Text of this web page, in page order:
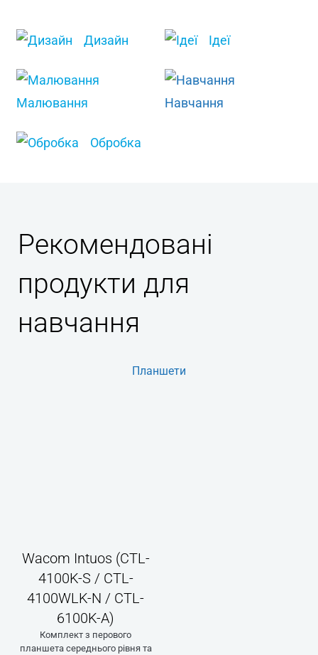
Дизайн Ідеї
Малювання Навчання
Обробка
Рекомендовані
продукти для
навчання
Планшети
Wacom Intuos (CTL-
4100K-S / CTL-
4100WLK-N / CTL-
6100K-A)
Комплект з перового
планшета середнього рівня та